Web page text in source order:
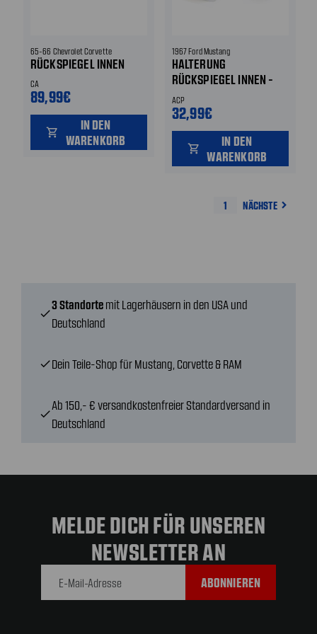
65-66 Chevrolet Corvette
RÜCKSPIEGEL INNEN
CA
89,99€
shopping_cart
IN DEN
WARENKORB
1967 Ford Mustang
HALTERUNG
RÜCKSPIEGEL INNEN -
ACP
ACP
32,99€
shopping_cart
IN DEN
WARENKORB
1 NÄCHSTE navigate_next
check
3 Standorte mit Lagerhäusern in den USA und
Deutschland
checkDein Teile-Shop für Mustang, Corvette & RAM
check
Ab 150,- € versandkostenfreier Standardversand in
Deutschland
MELDE DICH FÜR UNSEREN
NEWSLETTER AN